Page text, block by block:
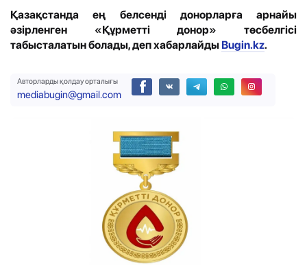
Қазақстанда ең белсенді донорларға арнайы
әзірленген «Құрметті донор» төсбелгісі
табысталатын болады, деп хабарлайды Bugin.kz.
Авторларды қолдау орталығы
mediabugin@gmail.com